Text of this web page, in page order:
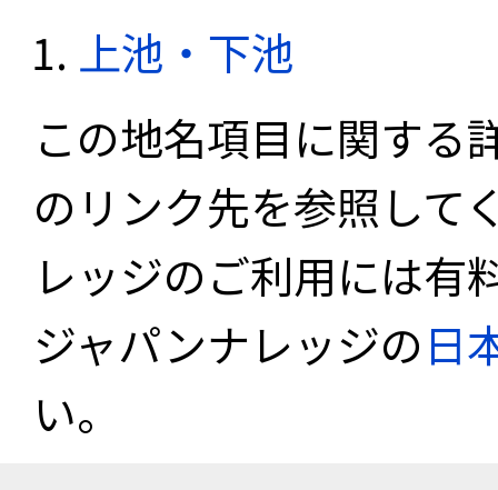
上池・下池
この地名項目に関する
のリンク先を参照して
レッジのご利用には有
ジャパンナレッジの日
い。